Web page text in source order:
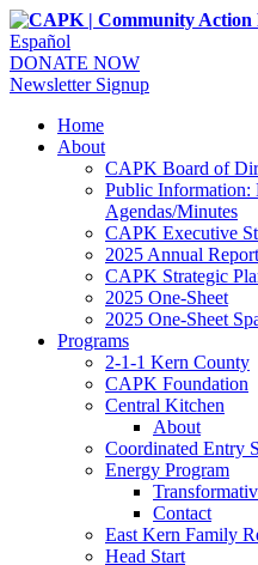
Español
DONATE NOW
Newsletter Signup
Home
About
CAPK Board of
Public Information:
Agendas/Minutes
CAPK Executive
2025 Annual Report
CAPK Strategic
2025 One-Sheet
2025 One-Sheet
Programs
2-1-1 Kern County
CAPK Foundation
Central Kitchen
About
Coordinated Entry
Energy Program
Contact
East Kern Family
Head Start